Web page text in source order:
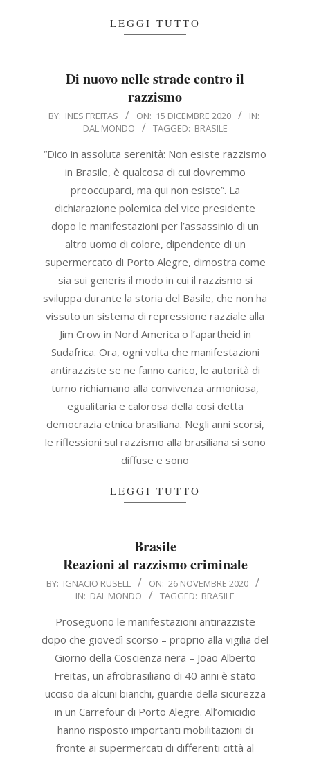
LEGGI TUTTO
Di nuovo nelle strade contro il
razzismo
2020-
15
BY: INES FREITAS ON: 15 DICEMBRE 2020
IN:
DAL MONDO
TAGGED: BRASILE
“Dico in assoluta serenità: Non esiste razzismo
in Brasile, è qualcosa di cui dovremmo
preoccuparci, ma qui non esiste”. La
dichiarazione polemica del vice presidente
dopo le manifestazioni per l’assassinio di un
altro uomo di colore, dipendente di un
supermercato di Porto Alegre, dimostra come
sia sui generis il modo in cui il razzismo si
sviluppa durante la storia del Basile, che non ha
vissuto un sistema di repressione razziale alla
Jim Crow in Nord America o l’apartheid in
Sudafrica. Ora, ogni volta che manifestazioni
antirazziste se ne fanno carico, le autorità di
turno richiamano alla convivenza armoniosa,
egualitaria e calorosa della cosi detta
democrazia etnica brasiliana. Negli anni scorsi,
le riflessioni sul razzismo alla brasiliana si sono
diffuse e sono
LEGGI TUTTO
Brasile
Reazioni al razzismo criminale
2020-
BY: IGNACIO RUSELL ON: 26 NOVEMBRE 2020
IN: DAL MONDO TAGGED: BRASILE
Proseguono le manifestazioni antirazziste
dopo che giovedì scorso – proprio alla vigilia del
Giorno della Coscienza nera – João Alberto
Freitas, un afrobrasiliano di 40 anni è stato
ucciso da alcuni bianchi, guardie della sicurezza
in un Carrefour di Porto Alegre. All’omicidio
hanno risposto importanti mobilitazioni di
fronte ai supermercati di differenti città al